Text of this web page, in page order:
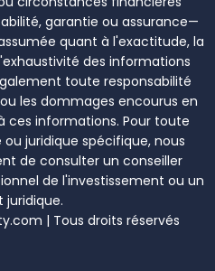
garantie ou assurance—
quant à l'exactitude, la
des informations
toute responsabilité
les dommages encourus en
ces informations. Pour toute
juridique spécifique, nous
de consulter un conseiller
de l'investissement ou un
juridique.
| Tous droits réservés